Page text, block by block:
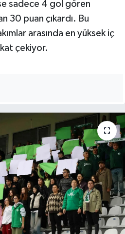
sadece 4 gol gören
30 puan çıkardı. Bu
arasında en yüksek iç
çekiyor.